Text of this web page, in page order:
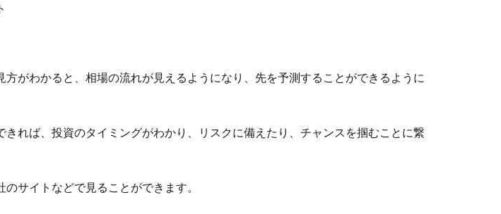
方がわかると、相場の流れが見えるようになり、先を予測することができるように
きれば、投資のタイミングがわかり、リスクに備えたり、チャンスを掴むことに繋
サイトなどで見ることができます。